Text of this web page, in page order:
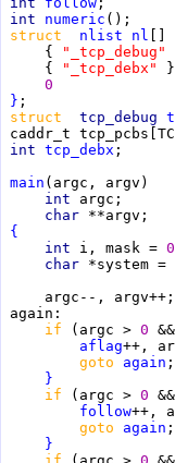
int numeric
struct nlist nl
     {
"_tcp_debug"
     {
"_tcp_debx"
0
}
struct tcp_debug
int tcp_debx
main
int
char
{
int i, mask = 0
char *system =
again
if (argc > 0
aflag
goto again
}
if (argc > 0
follow
goto again
}